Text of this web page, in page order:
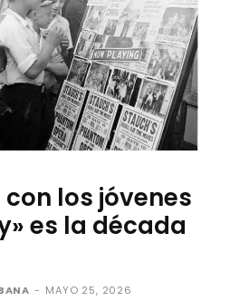
los jóvenes
es la década
- MAYO 25, 2026